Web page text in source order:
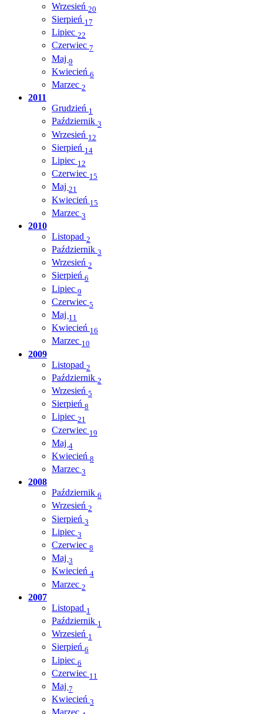
Wrzesień 20
Sierpień 17
Lipiec 22
Czerwiec 7
Maj 9
Kwiecień 6
Marzec 2
2011
Grudzień 1
Październik 3
Wrzesień 12
Sierpień 14
Lipiec 12
Czerwiec 15
Maj 21
Kwiecień 15
Marzec 3
2010
Listopad 2
Październik 3
Wrzesień 2
Sierpień 6
Lipiec 9
Czerwiec 5
Maj 11
Kwiecień 16
Marzec 10
2009
Listopad 2
Październik 2
Wrzesień 5
Sierpień 8
Lipiec 21
Czerwiec 19
Maj 4
Kwiecień 8
Marzec 3
2008
Październik 6
Wrzesień 2
Sierpień 3
Lipiec 3
Czerwiec 8
Maj 3
Kwiecień 4
Marzec 2
2007
Listopad 1
Październik 1
Wrzesień 1
Sierpień 6
Lipiec 6
Czerwiec 11
Maj 7
Kwiecień 3